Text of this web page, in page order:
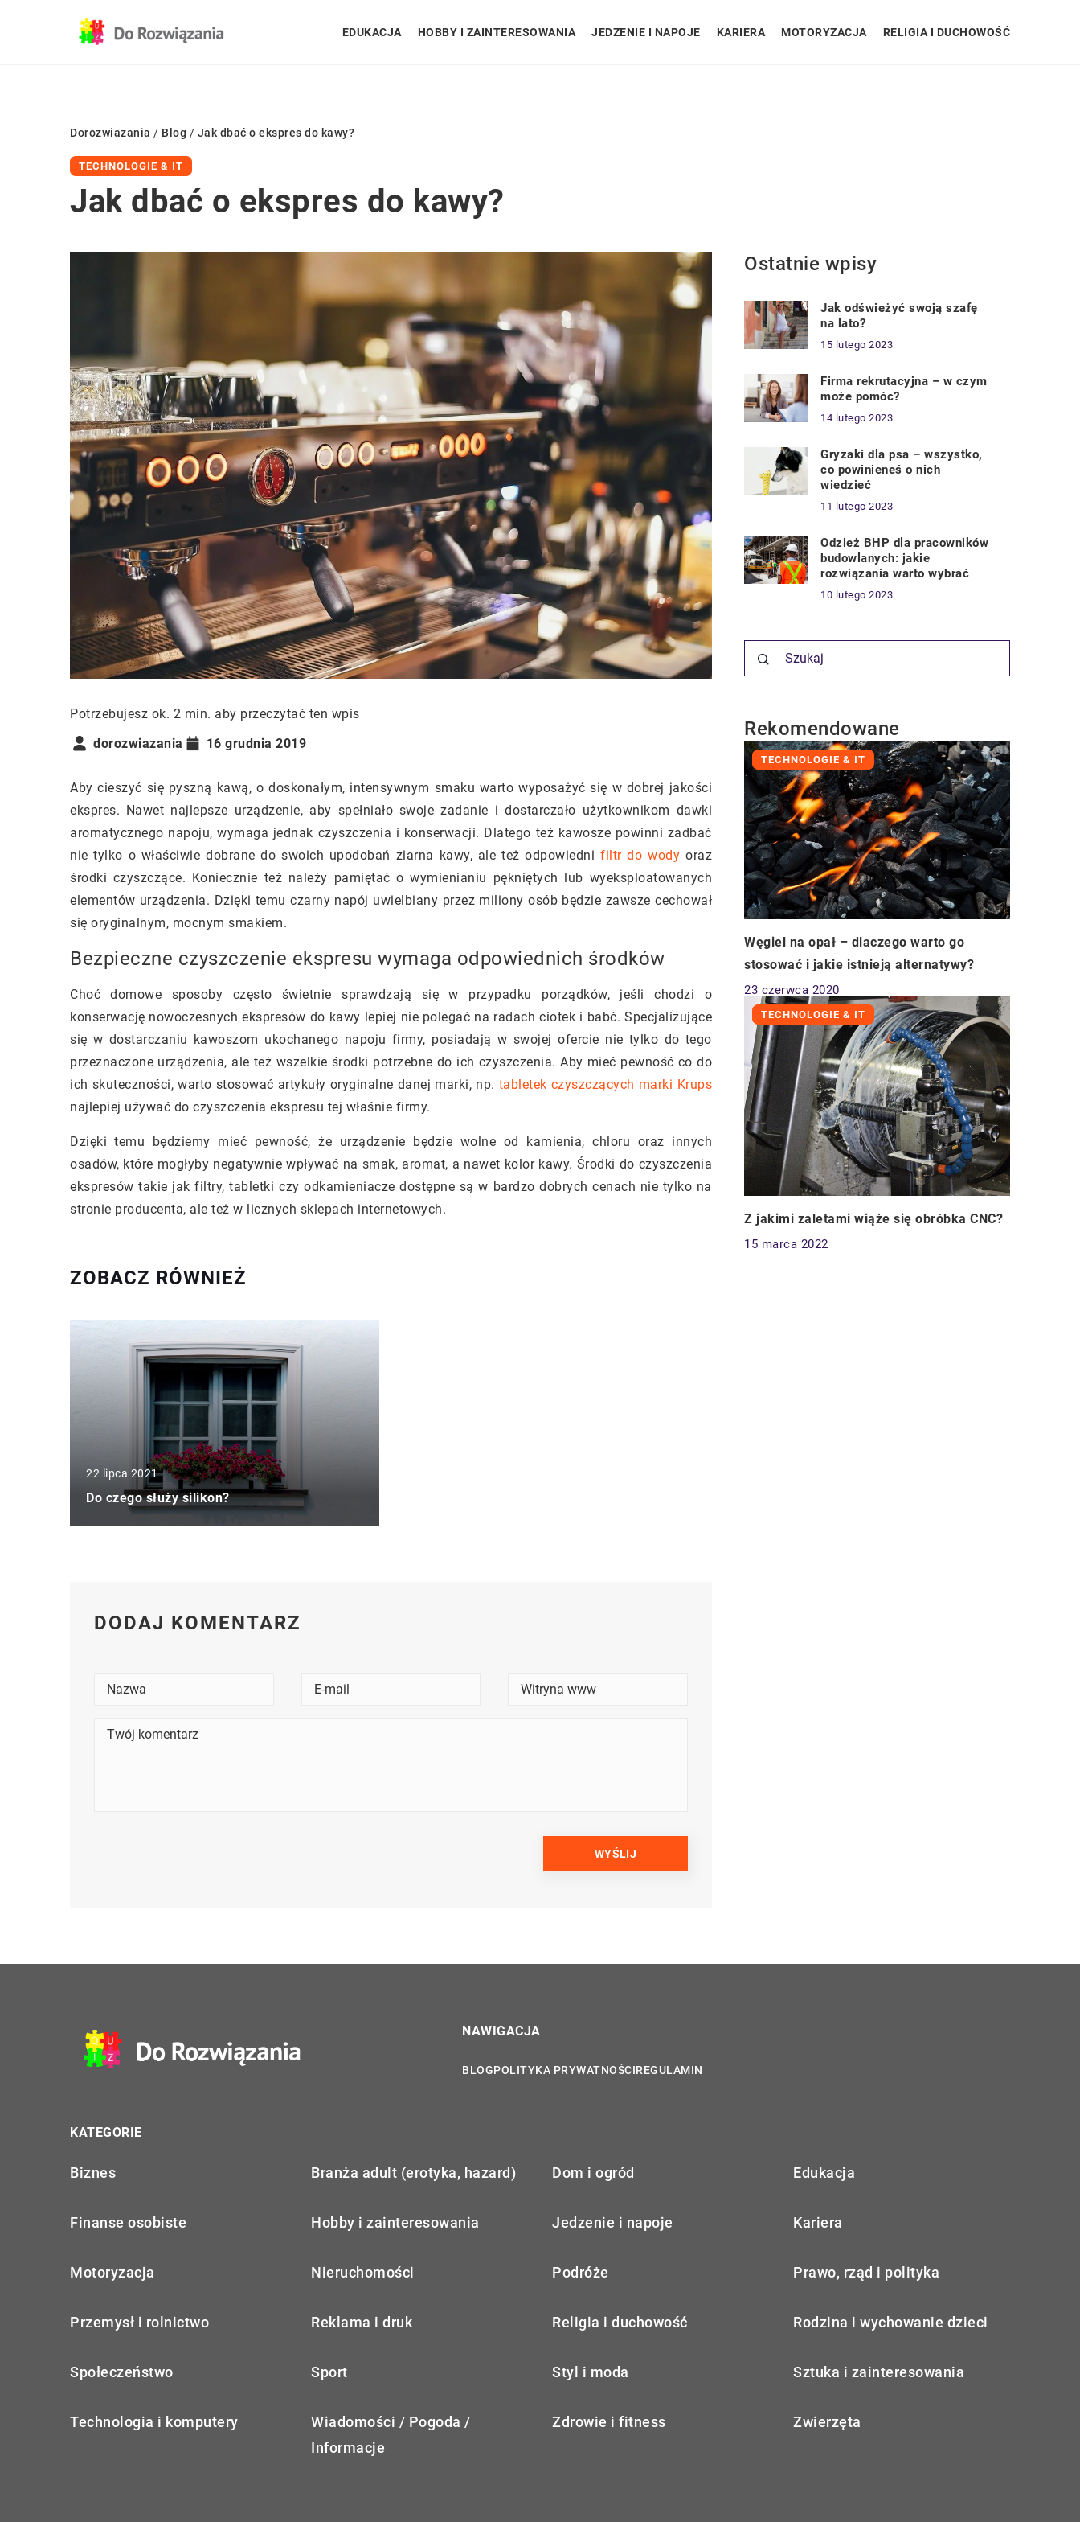
EDUKACJA HOBBY I ZAINTERESOWANIA JEDZENIE I NAPOJE KARIERA MOTORYZACJA RELIGIA I DUCHOWOŚĆ
Dorozwiazania / Blog / Jak dbać o ekspres do kawy?
TECHNOLOGIE & IT
Jak dbać o ekspres do kawy?
Potrzebujesz ok. 2 min. aby przeczytać ten wpis
dorozwiazania
16 grudnia 2019
Aby cieszyć się pyszną kawą, o doskonałym, intensywnym smaku warto wyposażyć się w dobrej jakości
ekspres. Nawet najlepsze urządzenie, aby spełniało swoje zadanie i dostarczało użytkownikom dawki
aromatycznego napoju, wymaga jednak czyszczenia i konserwacji. Dlatego też kawosze powinni zadbać
nie tylko o właściwie dobrane do swoich upodobań ziarna kawy, ale też odpowiednifiltr do wody oraz
środki czyszczące. Koniecznie też należy pamiętać o wymienianiu pękniętych lub wyeksploatowanych
elementów urządzenia. Dzięki temu czarny napój uwielbiany przez miliony osób będzie zawsze cechował
się oryginalnym, mocnym smakiem.
Bezpieczne czyszczenie ekspresu wymaga odpowiednich środków
Choć domowe sposoby często świetnie sprawdzają się w przypadku porządków, jeśli chodzi o
konserwację nowoczesnych ekspresów do kawy lepiej nie polegać na radach ciotek i babć. Specjalizujące
się w dostarczaniu kawoszom ukochanego napoju firmy, posiadają w swojej ofercie nie tylko do tego
przeznaczone urządzenia, ale też wszelkie środki potrzebne do ich czyszczenia. Aby mieć pewność co do
ich skuteczności, warto stosować artykuły oryginalne danej marki, np. tabletek czyszczących marki Krups
najlepiej używać do czyszczenia ekspresu tej właśnie firmy.
Dzięki temu będziemy mieć pewność, że urządzenie będzie wolne od kamienia, chloru oraz innych
osadów, które mogłyby negatywnie wpływać na smak, aromat, a nawet kolor kawy. Środki do czyszczenia
ekspresów takie jak filtry, tabletki czy odkamieniacze dostępne są w bardzo dobrych cenach nie tylko na
stronie producenta, ale też w licznych sklepach internetowych.
ZOBACZ RÓWNIEŻ
22 lipca 2021
Do czego służy silikon?
Ostatnie wpisy
Jak odświeżyć swoją szafę
na lato?
15 lutego 2023
Firma rekrutacyjna – w czym
może pomóc?
14 lutego 2023
Gryzaki dla psa – wszystko,
co powinieneś o nich
wiedzieć
11 lutego 2023
Odzież BHP dla pracowników
budowlanych: jakie
rozwiązania warto wybrać
10 lutego 2023
Rekomendowane
TECHNOLOGIE & IT
Węgiel na opał – dlaczego warto go
stosować i jakie istnieją alternatywy?
23 czerwca 2020
TECHNOLOGIE & IT
Z jakimi zaletami wiąże się obróbka CNC?
15 marca 2022
DODAJ KOMENTARZ
NAWIGACJA
BLOGPOLITYKA PRYWATNOŚCIREGULAMIN
KATEGORIE
Biznes Branża adult (erotyka, hazard) Dom i ogród Edukacja
Finanse osobiste Hobby i zainteresowania Jedzenie i napoje Kariera
Motoryzacja Nieruchomości Podróże Prawo, rząd i polityka
Przemysł i rolnictwo Reklama i druk Religia i duchowość Rodzina i wychowanie dzieci
Społeczeństwo Sport Styl i moda Sztuka i zainteresowania
Technologia i komputery
Wiadomości / Pogoda /
Informacje
Zdrowie i fitness Zwierzęta